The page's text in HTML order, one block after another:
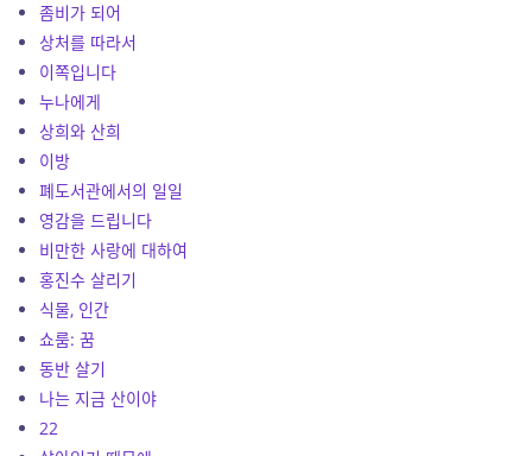
좀비가 되어
상처를 따라서
이쪽입니다
누나에게
상희와 산희
이방
폐도서관에서의 일일
영감을 드립니다
비만한 사랑에 대하여
홍진수 살리기
식물, 인간
쇼룸: 꿈
동반 살기
나는 지금 산이야
22